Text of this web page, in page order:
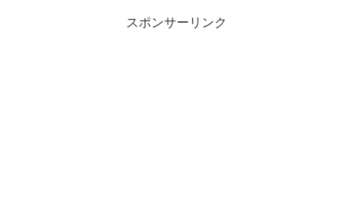
スポンサーリンク